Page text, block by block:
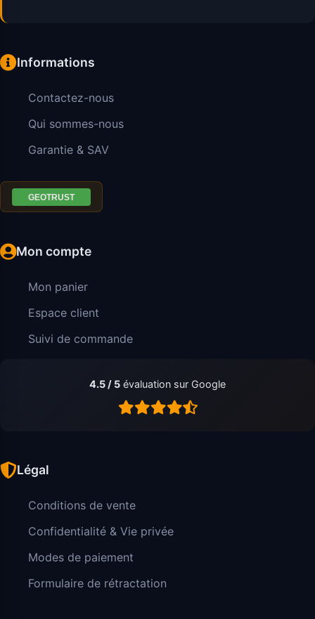
Informations
Contactez-nous
Qui sommes-nous
Garantie & SAV
Mon compte
Mon panier
Espace client
Suivi de commande
4.5 / 5 évaluation sur Google
Légal
Conditions de vente
Confidentialité & Vie privée
Modes de paiement
Formulaire de rétractation